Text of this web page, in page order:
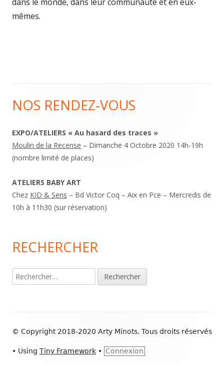
mêmes.
Main
Sidebar
NOS RENDEZ-VOUS
EXPO/ATELIERS « Au hasard des traces »
Moulin de la Recense – Dimanche 4 Octobre 2020 14h-19h
(nombre limité de places)
ATELIERS BABY ART
Chez KID & Sens – Bd Victor Coq – Aix en Pce – Mercredis de
10h à 11h30 (sur réservation)
RECHERCHER
Rechercher :
Content
© Copyright 2018-2020 Arty Minots. Tous droits réservés
• Using Tiny Framework • Connexion